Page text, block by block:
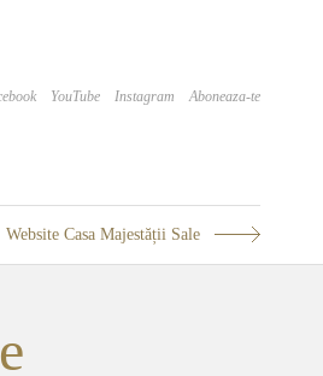
YouTube Instagram Aboneaza-te
Website Casa Majestății Sale